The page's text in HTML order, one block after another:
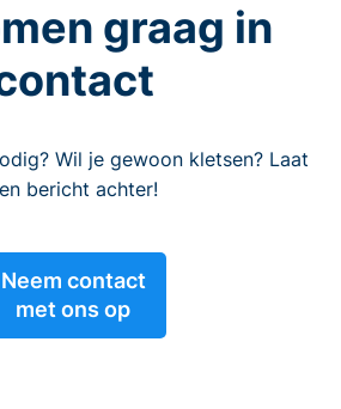
graag in
Wil je gewoon kletsen? Laat
bericht achter!
Neem contact
met ons op